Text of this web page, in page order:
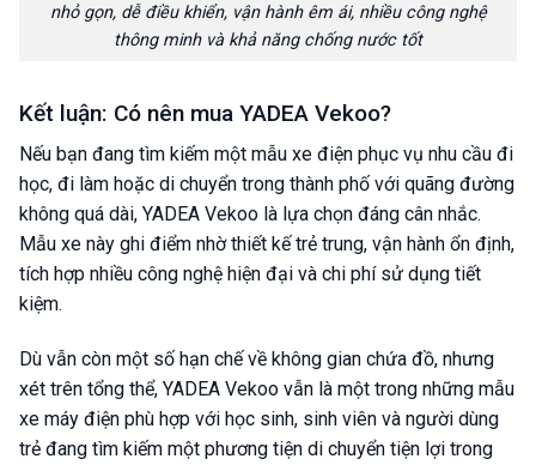
nhỏ gọn, dễ điều khiển, vận hành êm ái, nhiều công nghệ
thông minh và khả năng chống nước tốt
Kết luận: Có nên mua YADEA Vekoo?
Nếu bạn đang tìm kiếm một mẫu xe điện phục vụ nhu cầu đi
học, đi làm hoặc di chuyển trong thành phố với quãng đường
không quá dài, YADEA Vekoo là lựa chọn đáng cân nhắc.
Mẫu xe này ghi điểm nhờ thiết kế trẻ trung, vận hành ổn định,
tích hợp nhiều công nghệ hiện đại và chi phí sử dụng tiết
kiệm.
Dù vẫn còn một số hạn chế về không gian chứa đồ, nhưng
xét trên tổng thể, YADEA Vekoo vẫn là một trong những mẫu
xe máy điện phù hợp với học sinh, sinh viên và người dùng
trẻ đang tìm kiếm một phương tiện di chuyển tiện lợi trong